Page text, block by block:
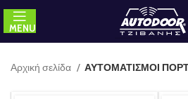
MENU
Αρχική σελίδα ΑΥΤΟΜΑΤΙΣΜΟΙ